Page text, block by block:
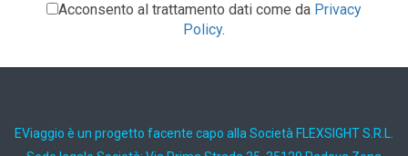
Acconsento al trattamento dati come da Privacy
Policy.
EViaggio è un progetto facente capo alla Società FLEXSIGHT S.R.L.